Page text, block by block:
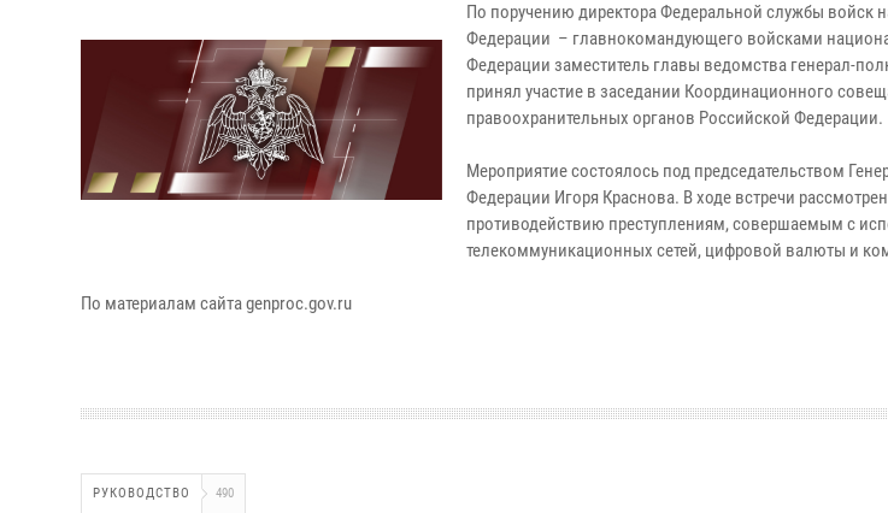
По поручению директора Федеральной службы войск
Федерации – главнокомандующего войсками
Федерации заместитель главы ведомства генерал-
принял участие в заседании Координационного
правоохранительных органов Российской Федерации.
Мероприятие состоялось под председательством
Федерации Игоря Краснова. В ходе встречи
противодействию преступлениям, совершаемым с
телекоммуникационных сетей, цифровой валюты и
По материалам сайта genproc.gov.ru
РУКОВОДСТВО 490